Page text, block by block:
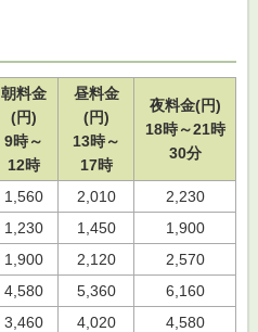
朝料金
(円)
9時～
12時
昼料金
(円)
13時～
17時
夜料金(円)
18時～21時
30分
1,560 2,010
2,230
1,230 1,450
1,900
1,900 2,120
2,570
4,580 5,360
6,160
3,460 4,020
4,580